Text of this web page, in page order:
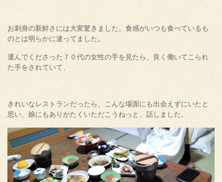
お刺身の新鮮さには大変驚きました。食感がいつも食べているも
のとは明らかに違ってました。
運んでくださった７０代の女性の手を見たら、良く働いてこられ
た手をされていて、
きれいなレストランだったら、こんな場面にも出会えずにいたと
思い、娘にもありがたくいただこうねっと、話しました。